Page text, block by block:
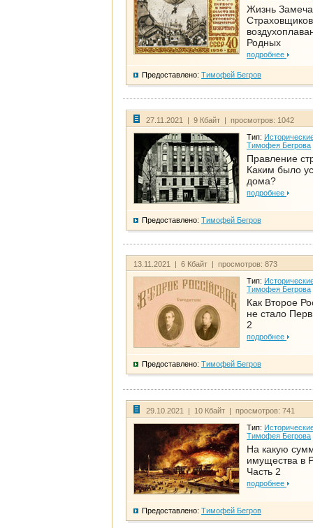
Жизнь
Родных
подробнее
Предоставлено: Тимофей Бегров
27.11.2021 | 9 Кбайт | просмотров: 1042
Тип:
Тимофея Бегрова
Правление
Каким было
дома?
подробнее
Предоставлено: Тимофей Бегров
13.11.2021 | 6 Кбайт | просмотров: 873
Тип:
Тимофея Бегрова
Как Второе
не стало
2
подробнее
Предоставлено: Тимофей Бегров
29.10.2021 | 10 Кбайт | просмотров: 741
Тип:
Тимофея Бегрова
На какую
имущества в
Часть 2
подробнее
Предоставлено: Тимофей Бегров